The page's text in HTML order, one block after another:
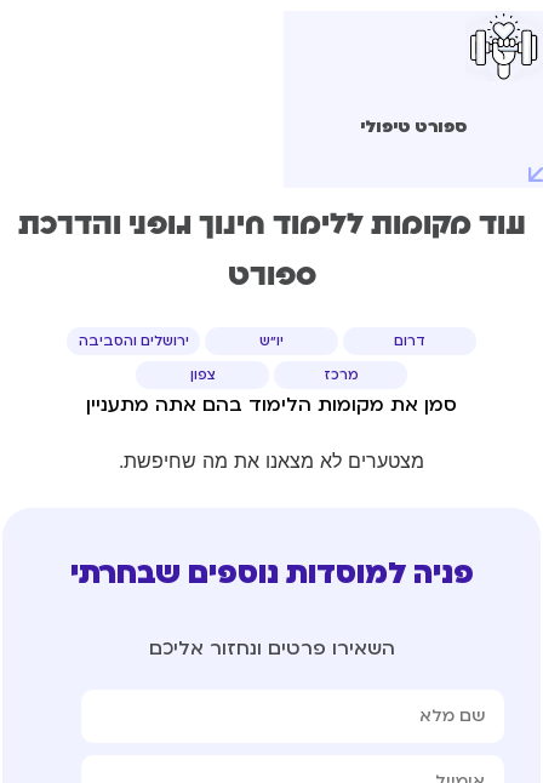
ספורט טיפולי
עוד מקומות ללימוד חינוך גופני והדרכת
ספורט
דרום יו"ש
ירושלים והסביבה
מרכז
צפון
סמן את מקומות הלימוד בהם אתה מתעניין
מצטערים לא מצאנו את מה שחיפשת.
פניה למוסדות נוספים שבחרתי
השאירו פרטים ונחזור אליכם